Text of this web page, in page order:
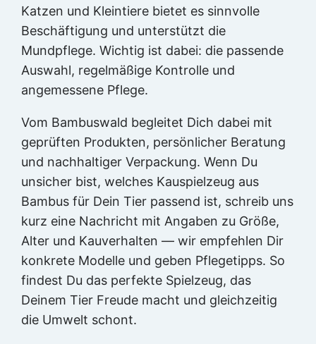
Katzen und Kleintiere bietet es sinnvolle
Beschäftigung und unterstützt die
Mundpflege. Wichtig ist dabei: die passende
Auswahl, regelmäßige Kontrolle und
angemessene Pflege.
Vom Bambuswald begleitet Dich dabei mit
geprüften Produkten, persönlicher Beratung
und nachhaltiger Verpackung. Wenn Du
unsicher bist, welches Kauspielzeug aus
Bambus für Dein Tier passend ist, schreib uns
kurz eine Nachricht mit Angaben zu Größe,
Alter und Kauverhalten — wir empfehlen Dir
konkrete Modelle und geben Pflegetipps. So
findest Du das perfekte Spielzeug, das
Deinem Tier Freude macht und gleichzeitig
die Umwelt schont.